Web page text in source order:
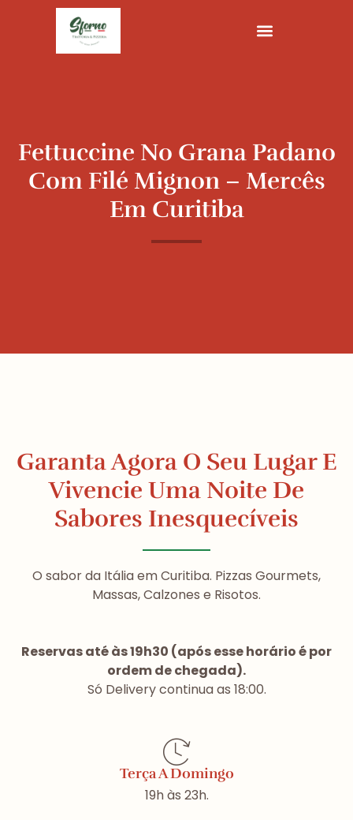
Fettuccine No Grana Padano
Com Filé Mignon – Mercês
Em Curitiba
Garanta Agora O Seu Lugar E
Vivencie Uma Noite De
Sabores Inesquecíveis
O sabor da Itália em Curitiba. Pizzas Gourmets,
Massas, Calzones e Risotos.
Reservas até às 19h30 (após esse horário é por
ordem de chegada).
Só Delivery continua as 18:00.
Terça A Domingo
19h às 23h.